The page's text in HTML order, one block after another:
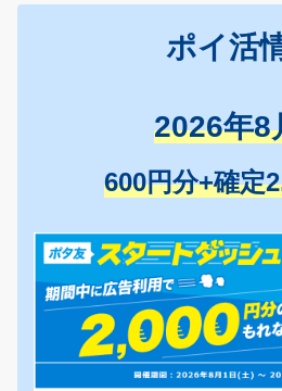
ポイ活
2026年8
600円分+確定